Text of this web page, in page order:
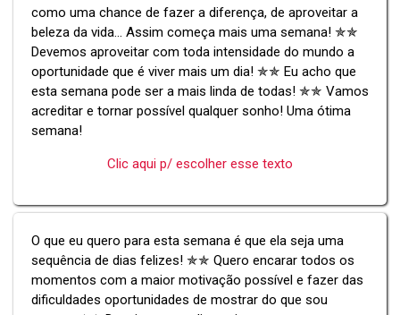
como uma chance de fazer a diferença, de aproveitar a
beleza da vida... Assim começa mais uma semana! ✯✯
Devemos aproveitar com toda intensidade do mundo a
oportunidade que é viver mais um dia! ✯✯ Eu acho que
esta semana pode ser a mais linda de todas! ✯✯ Vamos
acreditar e tornar possível qualquer sonho! Uma ótima
semana!
Clic aqui p/ escolher esse texto
O que eu quero para esta semana é que ela seja uma
sequência de dias felizes! ✯✯ Quero encarar todos os
momentos com a maior motivação possível e fazer das
dificuldades oportunidades de mostrar do que sou